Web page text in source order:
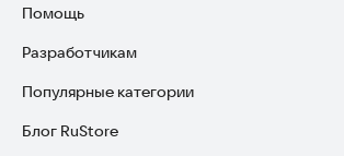
Помощь
Установка RuStore на TV
Установка RuStore на телефон
Установка RuStore в машину
Разработчикам
Зарабатывать с RuStore
Стать разработчиком
Популярные категории
Игры для Android
Блог RuStore